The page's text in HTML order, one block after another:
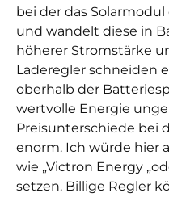
bei der das
und wandelt diese in
höherer Stromstärke
Laderegler schneiden
oberhalb der
wertvolle Energie
Preisunterschiede bei
enorm. Ich würde hier
wie „Victron Energy
setzen. Billige Regler